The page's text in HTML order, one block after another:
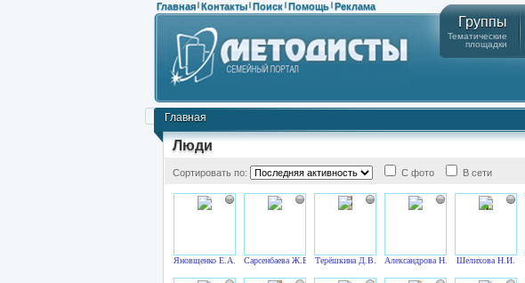
Главная | Контакты | Поиск | Помощь | Реклама
Группы
Тематические
площадки
Главная
Люди
Сортировать по: С фото В сети
Яновщенко Е.А. Сарсенбаева Ж.Б. Терёшкина Д.В. Александрова Н.В. Шелихова Н.И.